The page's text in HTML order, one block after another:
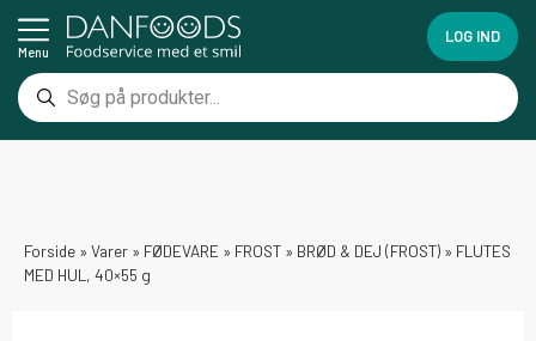
Menu
LOG IND
Forside » Varer » FØDEVARE » FROST » BRØD & DEJ (FROST) » FLUTES
MED HUL, 40×55 g